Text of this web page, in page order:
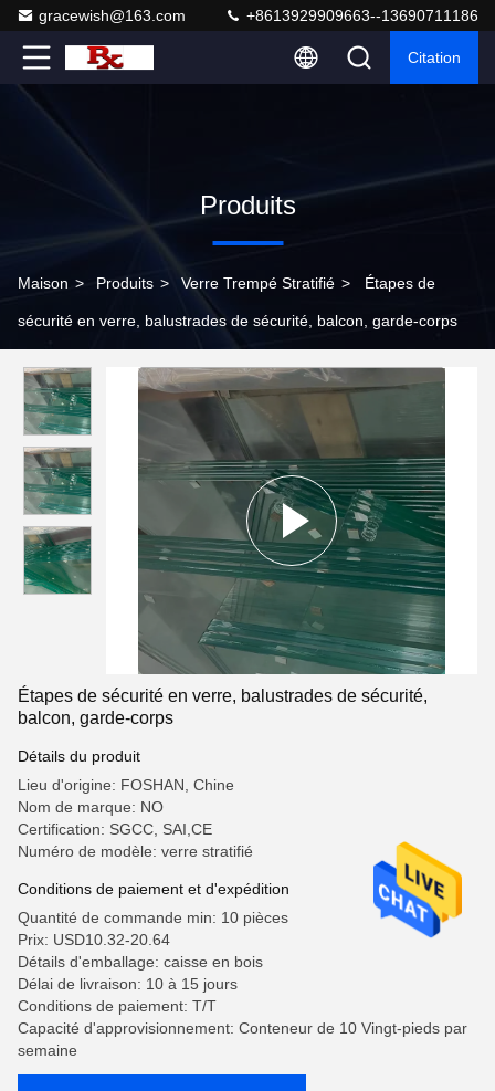
gracewish@163.com +8613929909663--13690711186
Citation
Produits
Maison > Produits > Verre Trempé Stratifié > Étapes de
sécurité en verre, balustrades de sécurité, balcon, garde-corps
Étapes de sécurité en verre, balustrades de sécurité,
balcon, garde-corps
Détails du produit
Lieu d'origine: FOSHAN, Chine
Nom de marque: NO
Certification: SGCC, SAI,CE
Numéro de modèle: verre stratifié
Conditions de paiement et d'expédition
Quantité de commande min: 10 pièces
Prix: USD10.32-20.64
Détails d'emballage: caisse en bois
Délai de livraison: 10 à 15 jours
Conditions de paiement: T/T
Capacité d'approvisionnement: Conteneur de 10 Vingt-pieds par
semaine